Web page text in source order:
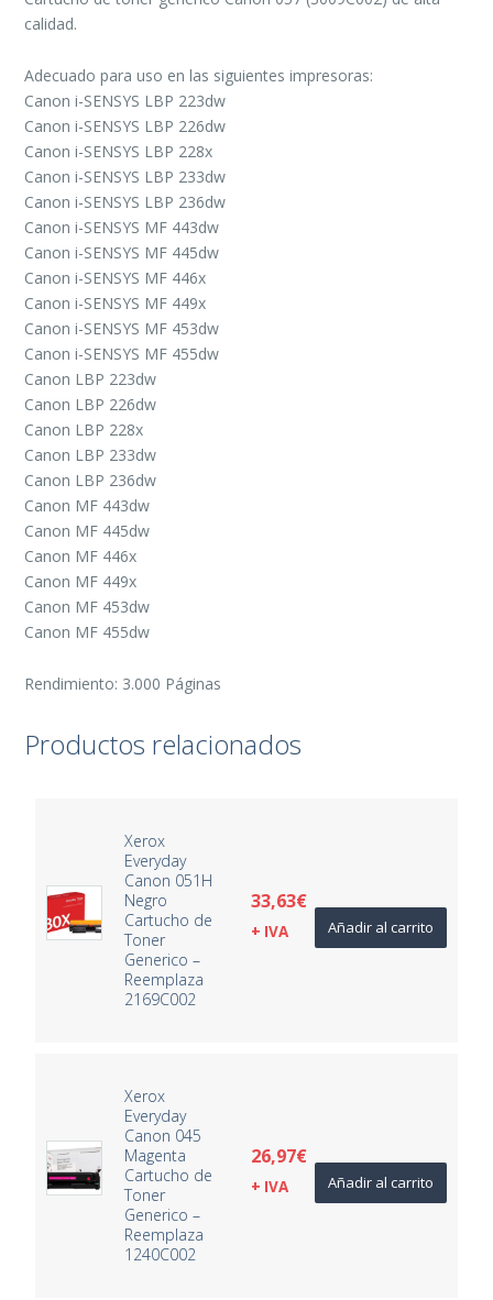
calidad.
Adecuado para uso en las siguientes impresoras:
Canon i-SENSYS LBP 223dw
Canon i-SENSYS LBP 226dw
Canon i-SENSYS LBP 228x
Canon i-SENSYS LBP 233dw
Canon i-SENSYS LBP 236dw
Canon i-SENSYS MF 443dw
Canon i-SENSYS MF 445dw
Canon i-SENSYS MF 446x
Canon i-SENSYS MF 449x
Canon i-SENSYS MF 453dw
Canon i-SENSYS MF 455dw
Canon LBP 223dw
Canon LBP 226dw
Canon LBP 228x
Canon LBP 233dw
Canon LBP 236dw
Canon MF 443dw
Canon MF 445dw
Canon MF 446x
Canon MF 449x
Canon MF 453dw
Canon MF 455dw
Rendimiento: 3.000 Páginas
Productos relacionados
Xerox
Everyday
Canon 051H
Negro
Cartucho de
Toner
Generico –
Reemplaza
2169C002
33,63€
+ IVA Añadir al carrito
Xerox
Everyday
Canon 045
Magenta
Cartucho de
Toner
Generico –
Reemplaza
1240C002
26,97€
+ IVA Añadir al carrito